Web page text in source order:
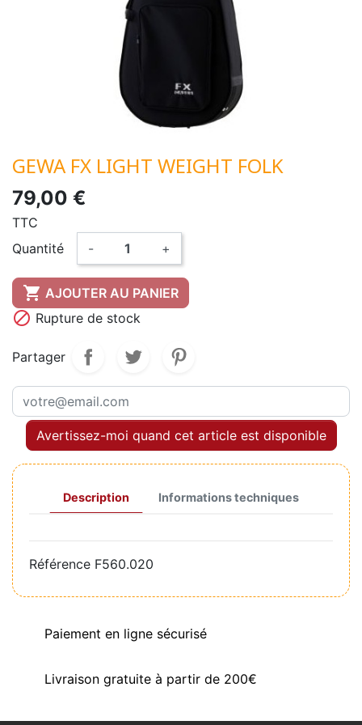
GEWA FX LIGHT WEIGHT FOLK
79,00 €
TTC
Quantité
- +
 AJOUTER AU PANIER
 Rupture de stock
Partager
Avertissez-moi quand cet article est disponible
Description Informations techniques
Référence F560.020
Paiement en ligne sécurisé
Livraison gratuite à partir de 200€